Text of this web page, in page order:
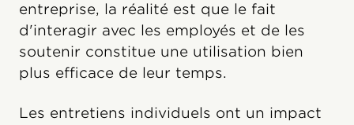
entreprise, la réalité est que le fait
d'interagir avec les employés et de les
soutenir constitue une utilisation bien
plus efficace de leur temps.
Les entretiens individuels ont un impact